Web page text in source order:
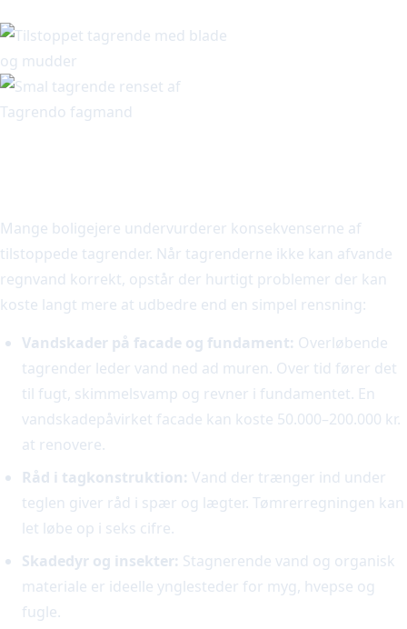
Mange boligejere undervurderer konsekvenserne af
tilstoppede tagrender. Når tagrenderne ikke kan afvande
regnvand korrekt, opstår der hurtigt problemer der kan
koste langt mere at udbedre end en simpel rensning:
Vandskader på facade og fundament: Overløbende
tagrender leder vand ned ad muren. Over tid fører det
til fugt, skimmelsvamp og revner i fundamentet. En
vandskadepåvirket facade kan koste 50.000–200.000 kr.
at renovere.
Råd i tagkonstruktion: Vand der trænger ind under
teglen giver råd i spær og lægter. Tømrerregningen kan
let løbe op i seks cifre.
Skadedyr og insekter: Stagnerende vand og organisk
materiale er ideelle ynglesteder for myg, hvepse og
fugle.